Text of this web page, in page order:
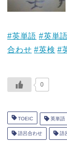
#英単語 #英単語
合わせ #英検 #
0
TOEIC 英単語
語呂合わせ 語